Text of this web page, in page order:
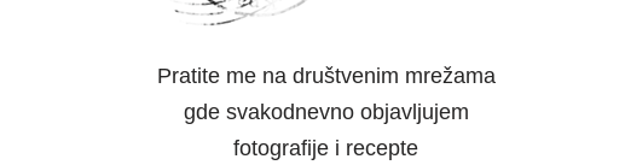
Pratite me na društvenim mrežama
gde svakodnevno objavljujem
fotografije i recepte